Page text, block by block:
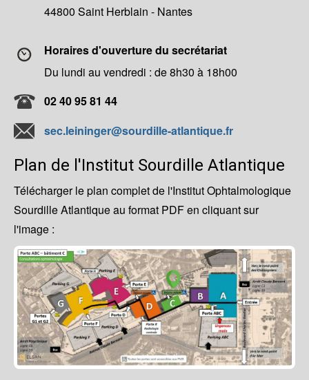
44800 Saint Herblain - Nantes
Horaires d'ouverture du secrétariat
Du lundi au vendredi : de 8h30 à 18h00
02 40 95 81 44
sec.leininger@sourdille-atlantique.fr
Plan de l'Institut Sourdille Atlantique
Télécharger le plan complet de l'Institut Ophtalmologique
Sourdille Atlantique au format PDF en cliquant sur
l'image :